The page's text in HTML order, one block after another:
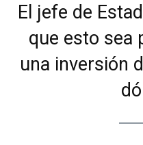
El jefe de
que esto sea
una inversión